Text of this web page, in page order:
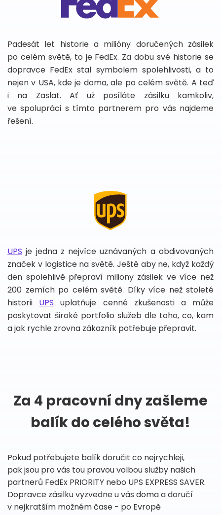
Padesát let historie a milióny doručených zásilek
po celém světě, to je FedEx. Za dobu své historie se
dopravce FedEx stal symbolem spolehlivosti, a to
nejen v USA, kde je doma, ale po celém světě. A teď
i na Zaslat. Ať už posíláte zásilku kamkoliv,
ve spolupráci s tímto partnerem pro vás najdeme
řešení.
UPS je jedna z nejvíce uznávaných a obdivovaných
značek v logistice na světě. Ještě aby ne, když každý
den spolehlivě přepraví miliony zásilek ve více než
200 zemích po celém světě. Díky více než stoleté
historii UPS uplatňuje cenné zkušenosti a může
poskytovat široké portfolio služeb dle toho, co, kam
a jak rychle zrovna zákazník potřebuje přepravit.
Za 4 pracovní dny zašleme
balík do celého světa!
Pokud potřebujete balík doručit co nejrychleji,
pak jsou pro vás tou pravou volbou služby našich
partnerů FedEx PRIORITY nebo UPS EXPRESS SAVER.
Dopravce zásilku vyzvedne u vás doma a doručí
v nejkratším možném čase - po Evropě